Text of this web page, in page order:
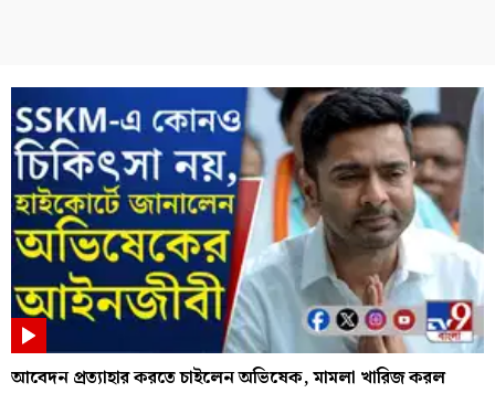
আবেদন প্রত্যাহার করতে চাইলেন অভিষেক, মামলা খারিজ করল